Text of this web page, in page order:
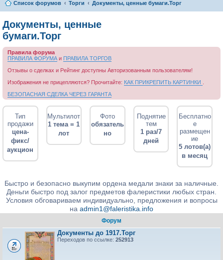
Список форумов Торги Документы, ценные бумаги.Торг
Документы, ценные
бумаги.Торг
Правила форума
ПРАВИЛА ФОРУМА и ПРАВИЛА ТОРГОВ
Отзывы о сделках и Рейтинг доступны Авторизованным пользователям!
Изображения не прицепляются? Прочитайте: КАК ПРИКРЕПИТЬ КАРТИНКИ
БЕЗОПАСНАЯ СДЕЛКА ЧЕРЕЗ ГАРАНТА
Тип
продажи
цена-
фикс/
аукцион
Мультилот
1 тема = 1
лот
Фото
обязатель
но
Поднятие
тем
1 раз/7
дней
Бесплатно
е
размещен
ие
5 лотов(а)
в месяц
Быстро и безопасно выкупим ордена медали знаки за наличные.
Деньги быстро под залог предметов фалеристики любых стран.
Условия обговариваем индивидуально, предложения и вопросы
на admin1@faleristika.info
Форум
Документы до 1917.Торг
Переходов по ссылке: 252913